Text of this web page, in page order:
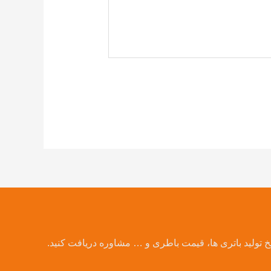
تولید باتری ها، قیمت باطری و … مشاوره دریافت کنید.